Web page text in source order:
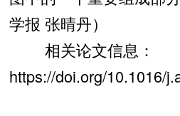
学报 张晴丹）
相关论文信息：
https://doi.org/10.1016/